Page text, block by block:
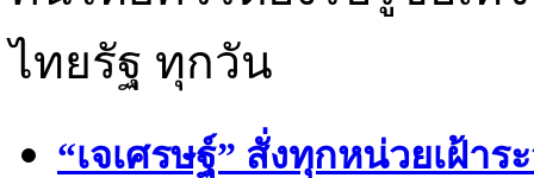
ไทยรัฐ ทุกวัน
“เจเศรษฐ์” สั่งทุกหน่วยเฝ้า